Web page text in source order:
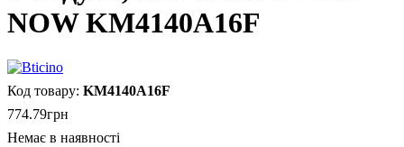
NOW KM4140A16F
KM4140A16F
774.79грн
Немає в наявності